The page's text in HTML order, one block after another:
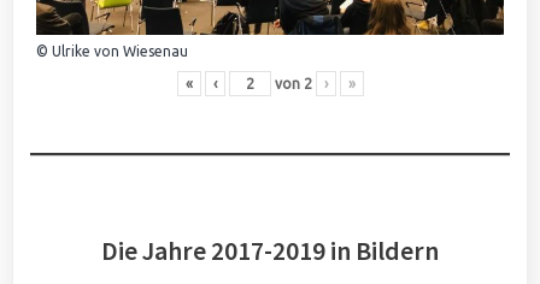
© Ulrike von Wiesenau
« ‹ von 2 › »
Die Jahre 2017-2019 in Bildern